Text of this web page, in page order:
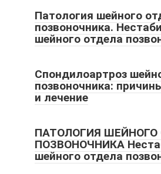
Патология шейного
позвоночника.
шейного отдела
Спондилоартроз
позвоночника:
и лечение
ПАТОЛОГИЯ ШЕЙНОГО
ПОЗВОНОЧНИКА
шейного отдела